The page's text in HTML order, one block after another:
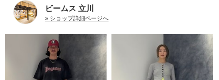
ビームス 立川
» ショップ詳細ページへ